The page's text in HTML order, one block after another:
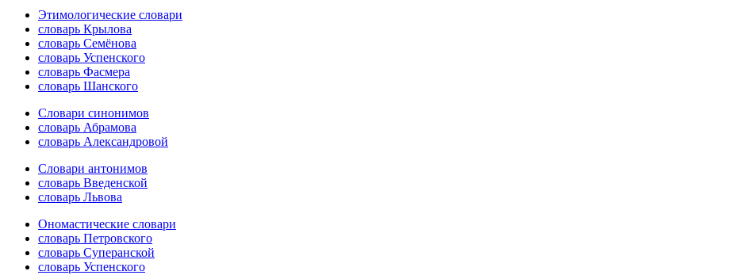
Этимологические словари
словарь Крылова
словарь Семёнова
словарь Успенского
словарь Фасмера
словарь Шанского
Словари синонимов
словарь Абрамова
словарь Александровой
Словари антонимов
словарь Введенской
словарь Львова
Ономастические словари
словарь Петровского
словарь Суперанской
словарь Успенского